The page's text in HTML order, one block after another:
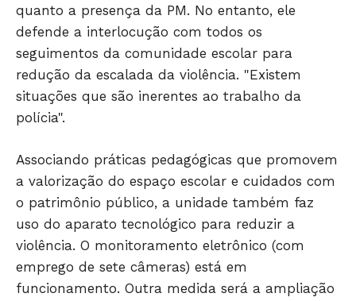
quanto a presença da PM. No entanto, ele
defende a interlocução com todos os
seguimentos da comunidade escolar para
redução da escalada da violência. "Existem
situações que são inerentes ao trabalho da
polícia".
Associando práticas pedagógicas que promovem
a valorização do espaço escolar e cuidados com
o patrimônio público, a unidade também faz
uso do aparato tecnológico para reduzir a
violência. O monitoramento eletrônico (com
emprego de sete câmeras) está em
funcionamento. Outra medida será a ampliação